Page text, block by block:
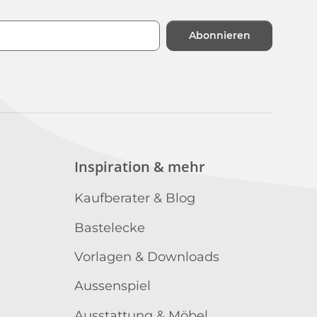
Abonnieren
Inspiration & mehr
Kaufberater & Blog
Bastelecke
Vorlagen & Downloads
Aussenspiel